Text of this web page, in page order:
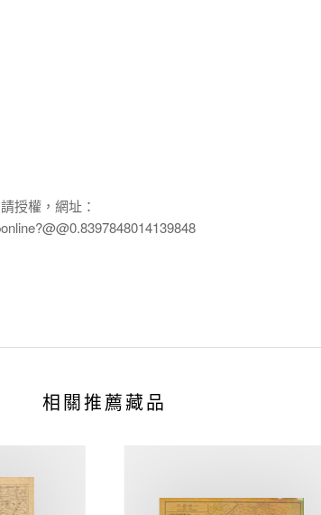
授權，網址：
相關推薦藏品